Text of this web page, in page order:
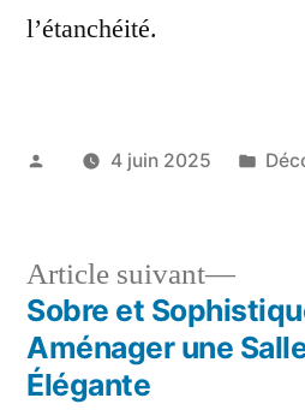
l’étanchéité.
Publié 4 juin 2025
Navigation
de
Article suivant
Article
Sobre et
Aménager une
Élégante